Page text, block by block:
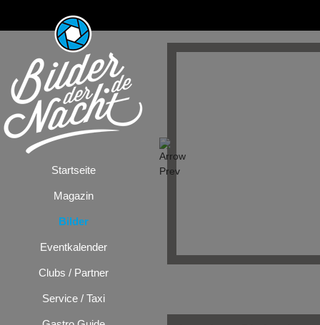
Startseite
Magazin
Bilder
Eventkalender
Clubs / Partner
Service / Taxi